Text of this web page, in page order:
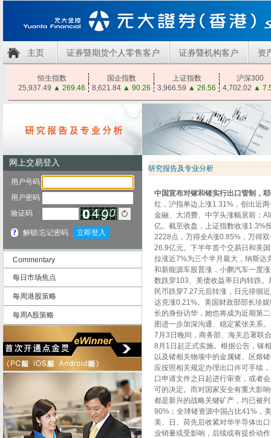
主页 证券暨期货个人零售客户 证券暨机构客户 资
恒生指数 国企指数 上证指数
沪深300
25,937.49 ▲ 269.46 8,621.84 ▲ 90.26 3,966.59 ▲ 26.56 4,702.02 ▲
Commentary
每日市场焦点
每周港股策略
每周A股策略
研究报告及专业分析
中国宣布对镓和锗实行出口管制，
红，沪指单边上涨1.31%，创出近
金融、大消费、中字头涨幅居前；
亿。截至收盘，上证指数收涨1.3%
2228点，万得全A涨0.85%，万得
26.9亿元。下半年首个交易日和美
拉涨近7%为三个半月最大，纳斯达
和新能源车股普涨，小鹏汽车一度
数跌穿103、美债收益率日内转跌
民币跌穿7.27元后转涨，日元徘徊
达克涨0.21%。美国财政部部长珍
长的身份访华，她也将成为近期第
图进一步加深沟通、稳定紧张关系
7月3日晚间，商务部、海关总署联
8月1日起正式实施。根据公告，镓
以及锗相关物项中的金属锗、区熔
应按照相关规定办理出口许可手续
口申请文件之日起进行审查，或者
可的决定。而对国家安全有重大影
都是新兴的战略关键矿产，均已被
90%；全球锗资源中国占比41%，
美、日、荷先后收紧对华半导体出
业销量或受影响，后续或有提价动